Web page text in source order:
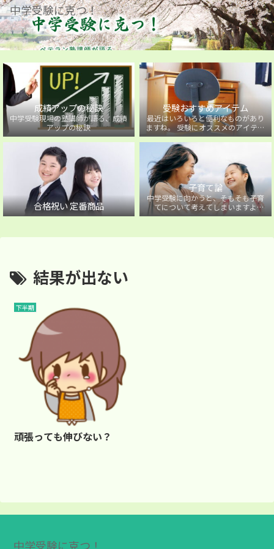
中学受験に克つ！
成績アップの秘訣
中学受験現場の塾講師が語る、成績
アップの秘訣
受験おすすめアイテム
最近はいろいろと便利なものがあり
ますね。 受験にオススメのアイテム
を紹介しています。
合格祝い 定番商品
子育て論
中学受験に向かうと、そもそも子育
てについて考えてしまいますよ
ね・・・。中学受験に向かうお子様
結果が出ない
下半期
頑張っても伸びない？
中学受験に克つ！